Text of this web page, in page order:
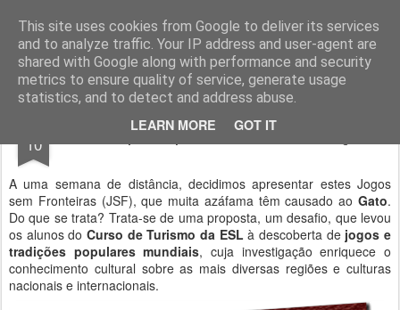
This site uses cookies from Google to deliver its services
and to analyze traffic. Your IP address and user-agent are
shared with Google along with performance and security
metrics to ensure quality of service, generate usage
statistics, and to detect and address abuse.
LEARN MORE GOT IT
Geopalavras
canal800 clique ZapCanal
10 Passaporte para o dia 17 de março.
A uma semana de distância, decidimos apresentar estes Jogos
sem Fronteiras (JSF), que muita azáfama têm causado ao Gato.
Do que se trata? Trata-se de uma proposta, um desafio, que levou
os alunos do Curso de Turismo da ESL à descoberta de jogos e
tradições populares mundiais, cuja investigação enriquece o
conhecimento cultural sobre as mais diversas regiões e culturas
nacionais e internacionais.